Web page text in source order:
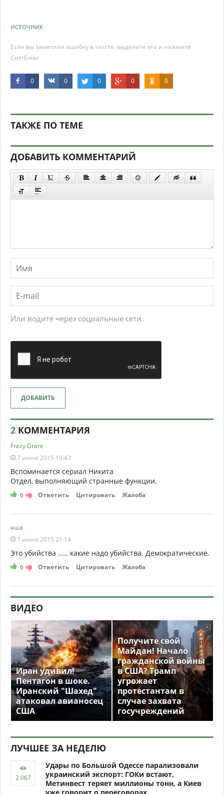
источник
Если вы заметили ошибку в тексте, выделите его и нажмите
Ctrl+Enter
0 0 0 0 0
ТАКЖЕ ПО ТЕМЕ
ДОБАВИТЬ КОММЕНТАРИЙ
Или водите через социальные сети
ДОБАВИТЬ
2 КОММЕНТАРИЯ
Frezy Grant
7 июня 2015 19:47
Вспоминается сериал Никита
Отдел, выполняющий странные функции.
0 Ответить Цитировать Жалоба
яша
7 июня 2015 21:14
Это убийства ..... какие надо убийства. Демократические.
0 Ответить Цитировать Жалоба
ВИДЕО
Иран удивил!
Пентагон в шоке.
Иранский "Шахед"
атаковал авианосец
США
Получите свой
Майдан! Начало
гражданской войны
в США? Трамп
угрожает
протестантам в
случае захвата
госучреждений
ЛУЧШЕЕ ЗА НЕДЕЛЮ
Удары по Большой Одессе парализовали
украинский экспорт: ГОКи встают,
Метинвест теряет миллионы тонн, а Киев
уже говорит о переговорах